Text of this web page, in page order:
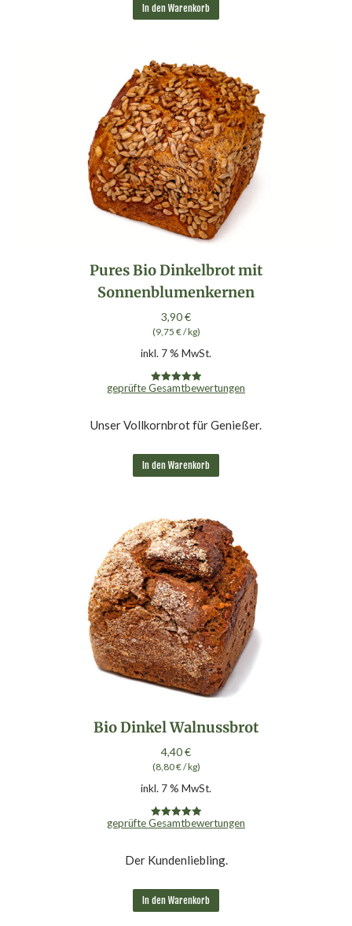
In den Warenkorb
Pures Bio Dinkelbrot mit
Sonnenblumenkernen
3,90€
(9,75 €/kg)
inkl. 7 % MwSt.
Bewertet mit
geprüfte Gesamtbewertungen
Unser Vollkornbrot für Genießer.
In den Warenkorb
Bio Dinkel Walnussbrot
4,40€
(8,80€/kg)
inkl. 7 % MwSt.
Bewertet mit
geprüfte Gesamtbewertungen
Der Kundenliebling.
In den Warenkorb